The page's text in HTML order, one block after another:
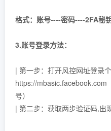
格式：账号----密码----2FA秘
3.账号登录方法：
| 第一步：打开风控网址登录
https://mbasic.facebook.com
号）
| 第二步：获取两步验证码,出